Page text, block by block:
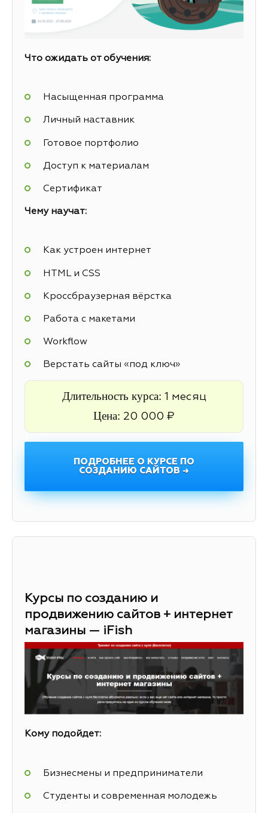
Что ожидать от обучения:
Насыщенная программа
Личный наставник
Готовое портфолио
Доступ к материалам
Сертификат
Чему научат:
Как устроен интернет
HTML и CSS
Кроссбраузерная вёрстка
Работа с макетами
Workflow
Верстать сайты «под ключ»
Длительность курса: 1 месяц
Цена: 20 000 ₽
ПОДРОБНЕЕ О КУРСЕ ПО
СОЗДАНИЮ САЙТОВ →
Курсы по созданию и
продвижению сайтов + интернет
магазины — iFish
Кому подойдет:
Бизнесмены и предприниматели
Студенты и современная молодежь